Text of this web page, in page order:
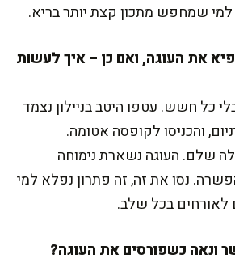
למי שמחפש מתכון קצת יותר בריא.
את העוגה, ואם כן – איך לעשות
כל חשש. עטפו היטב בניילון נצמד
והכניסו לקופסה אטומה.
שלם. העוגה נשארת נימוחה
נסו את זה, זה פתרון נפלא למי
לאורחים בכל שלב.